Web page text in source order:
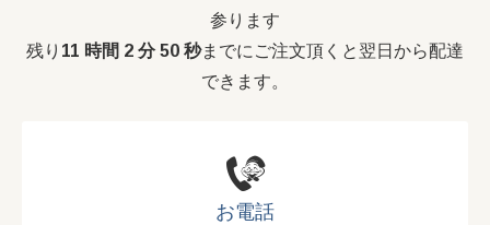
参ります
残り 11 時間 2 分 50 秒までにご注文頂くと翌日から配達
できます。
お電話